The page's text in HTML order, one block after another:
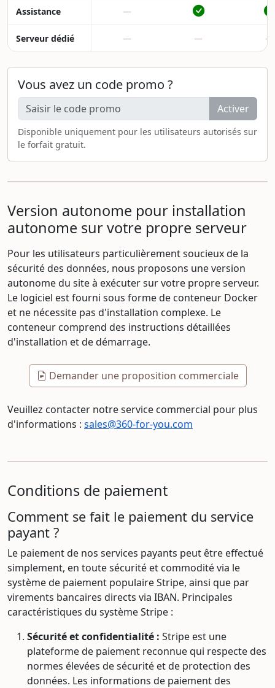
Assistance —
Serveur dédié — — —
Vous avez un code promo ?
Activer
Disponible uniquement pour les utilisateurs autorisés sur
le forfait gratuit.
Version autonome pour installation
autonome sur votre propre serveur
Pour les utilisateurs particulièrement soucieux de la
sécurité des données, nous proposons une version
autonome du site à exécuter sur votre propre serveur.
Le logiciel est fourni sous forme de conteneur Docker
et ne nécessite pas d'installation complexe. Le
conteneur comprend des instructions détaillées
d'installation et de démarrage.
Demander une proposition commerciale
Veuillez contacter notre service commercial pour plus
d'informations : sales@360-for-you.com
Conditions de paiement
Comment se fait le paiement du service
payant ?
Le paiement de nos services payants peut être effectué
simplement, en toute sécurité et commodité via le
système de paiement populaire Stripe, ainsi que par
virements bancaires directs via IBAN. Principales
caractéristiques du système Stripe :
Sécurité et confidentialité : Stripe est une
plateforme de paiement reconnue qui respecte des
normes élevées de sécurité et de protection des
données. Les informations de paiement des